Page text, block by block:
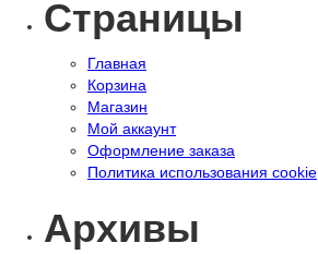
Страницы
Главная
Корзина
Магазин
Мой аккаунт
Оформление заказа
Политика использования cookie
Архивы